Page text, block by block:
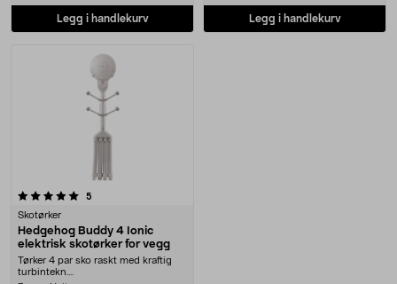
Legg i handlekurv Legg i handlekurv
5
Skotørker
Hedgehog Buddy 4 Ionic
elektrisk skotørker for vegg
Tørker 4 par sko raskt med kraftig
turbintekn....